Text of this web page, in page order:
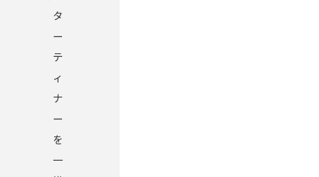
タ
ー
テ
ィ
ナ
ー
を
一